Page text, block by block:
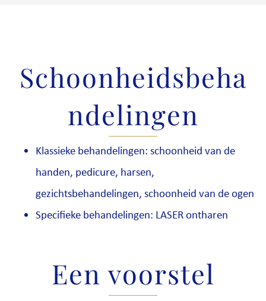
Schoonheidsbeha
ndelingen
Klassieke behandelingen: schoonheid van de
handen, pedicure, harsen,
gezichtsbehandelingen, schoonheid van de ogen
Specifieke behandelingen: LASER ontharen
Een voorstel